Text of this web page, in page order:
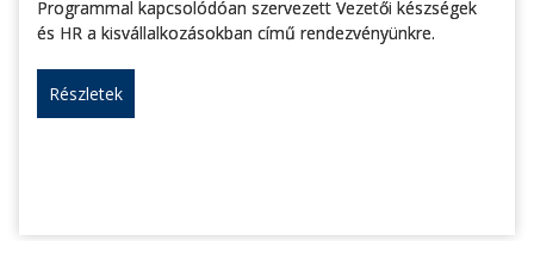
Programmal kapcsolódóan szervezett Vezetői készségek
és HR a kisvállalkozásokban című rendezvényünkre.
Részletek